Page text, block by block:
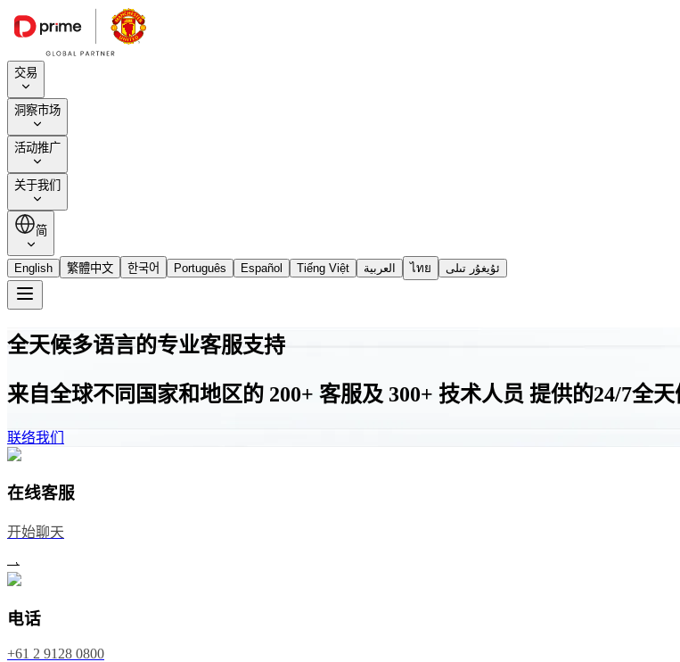
交易
洞察市场
活动推广
关于我们
简
English 繁體中文 한국어 Português Español Tiếng Việt العربية ไทย ئۇيغۇر تىلى
全天候多语言的专业客服支持
来自全球不同国家和地区的 200+ 客服及 300+ 技术人员 提供的24/7全
联络我们
在线客服
开始聊天
电话
+61 2 9128 0800